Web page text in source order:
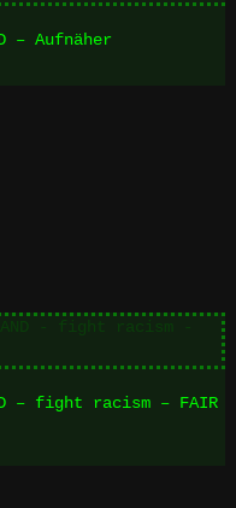
– Aufnäher
– fight racism – FAIR